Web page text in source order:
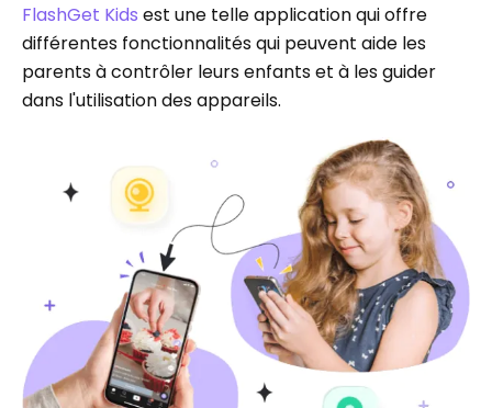
FlashGet Kids est une telle application qui offre
différentes fonctionnalités qui peuvent aide les
parents à contrôler leurs enfants et à les guider
dans l'utilisation des appareils.